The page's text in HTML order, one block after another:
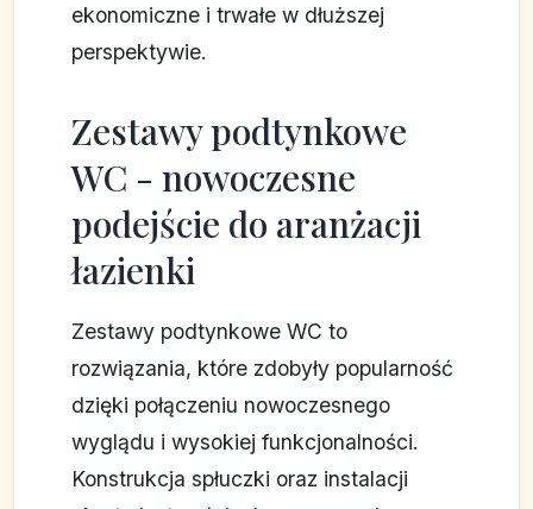
ekonomiczne i trwałe w dłuższej
perspektywie.
Zestawy podtynkowe
WC - nowoczesne
podejście do aranżacji
łazienki
Zestawy podtynkowe WC to
rozwiązania, które zdobyły popularność
dzięki połączeniu nowoczesnego
wyglądu i wysokiej funkcjonalności.
Konstrukcja spłuczki oraz instalacji